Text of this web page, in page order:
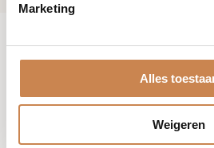
Marketing
Alles
Weigeren